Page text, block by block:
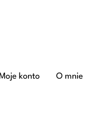
konto O mnie